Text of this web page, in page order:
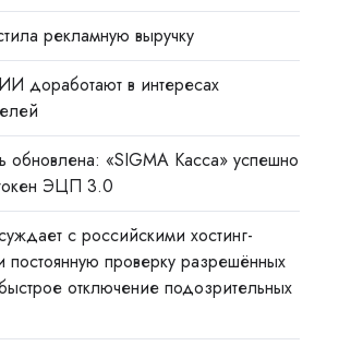
рекламную выручку
доработают в интересах
обновлена: «SIGMA Касса» успешно
ЭЦП 3.0
с российскими хостинг-
проверку разрешённых
отключение подозрительных